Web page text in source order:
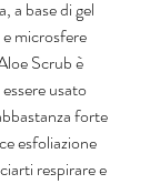
a base di gel
microsfere
Scrub è
usato
forte
esfoliazione
respirare e